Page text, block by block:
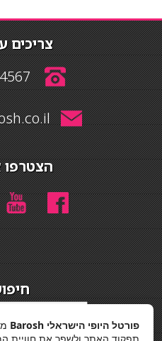
צריכים
04-8234567
הצטרפו
מדיניות
פורטל היופי הישראלי Barosh